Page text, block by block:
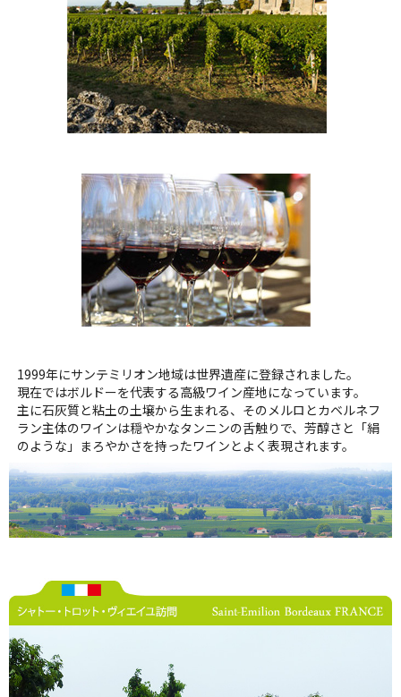
1999年にサンテミリオン地域は世界遺産に登録されました。
現在ではボルドーを代表する高級ワイン産地になっています。
主に石灰質と粘土の土壌から生まれる、そのメルロとカベルネフ
ラン主体のワインは穏やかなタンニンの舌触りで、芳醇さと「絹
のような」まろやかさを持ったワインとよく表現されます。